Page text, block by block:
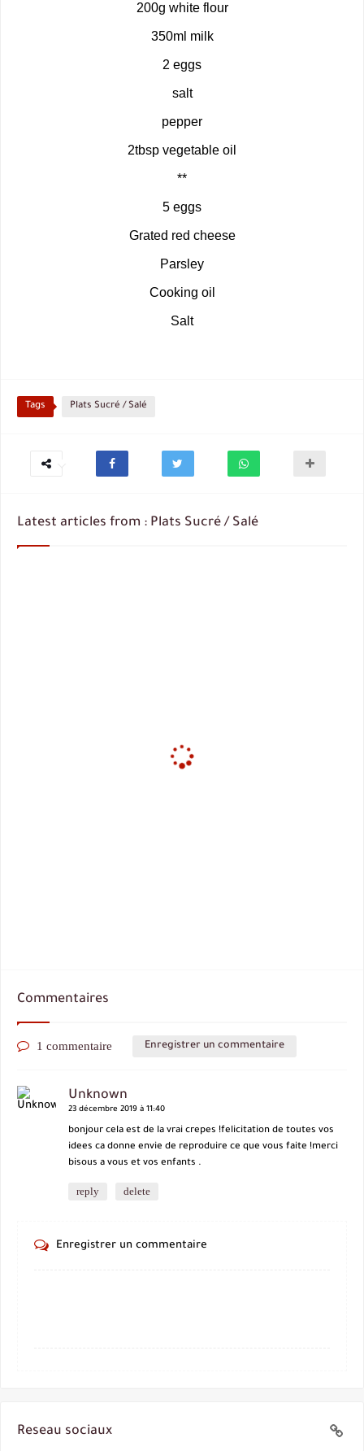
200g white flour
350ml milk
2 eggs
salt
pepper
2tbsp vegetable oil
**
5 eggs
Grated red cheese
Parsley
Cooking oil
Salt
Tags Plats Sucré / Salé
Latest articles from : Plats Sucré / Salé
Commentaires
1 commentaire Enregistrer un commentaire
Unknown
23 décembre 2019 à 11:40
bonjour cela est de la vrai crepes !felicitation de toutes vos
idees ca donne envie de reproduire ce que vous faite !merci
bisous a vous et vos enfants .
reply delete
Enregistrer un commentaire
Reseau sociaux